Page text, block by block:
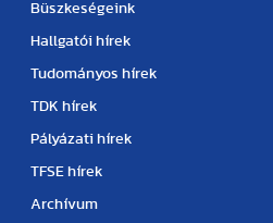
Büszkeségeink
Hallgatói hírek
Tudományos hírek
TDK hírek
Pályázati hírek
TFSE hírek
Archívum